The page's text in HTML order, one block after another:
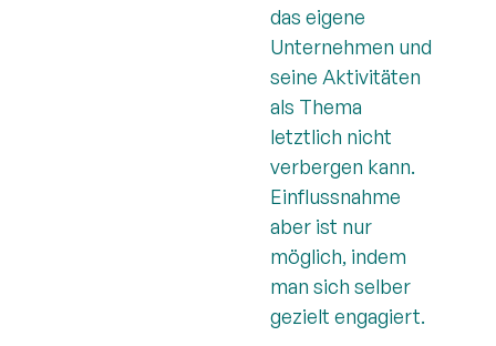
das eigene
Unternehmen und
seine Aktivitäten
als Thema
letztlich nicht
verbergen kann.
Einflussnahme
aber ist nur
möglich, indem
man sich selber
gezielt engagiert.